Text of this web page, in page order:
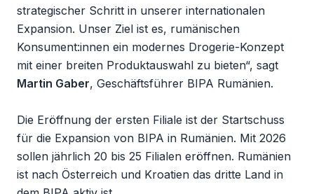
strategischer Schritt in unserer internationalen
Expansion. Unser Ziel ist es, rumänischen
Konsument:innen ein modernes Drogerie-Konzept
mit einer breiten Produktauswahl zu bieten“, sagt
Martin Gaber, Geschäftsführer BIPA Rumänien.
Die Eröffnung der ersten Filiale ist der Startschuss
für die Expansion von BIPA in Rumänien. Mit 2026
sollen jährlich 20 bis 25 Filialen eröffnen. Rumänien
ist nach Österreich und Kroatien das dritte Land in